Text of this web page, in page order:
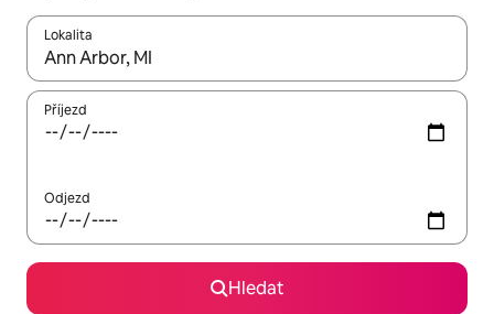
Lokalita
Až budou výsledky k dispozici, můžeš si je procházet pomocí
Příjezd
Odjezd
Hledat